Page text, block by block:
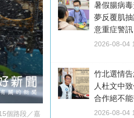
個路段／嘉
暑假腸病
夢反覆肌
意重症警訊
2026-08-04
竹北選情
人杜文中
合作絕不
2026-08-04